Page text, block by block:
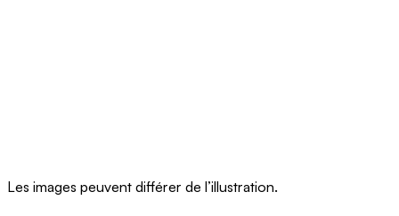
Les images peuvent différer de l’illustration.